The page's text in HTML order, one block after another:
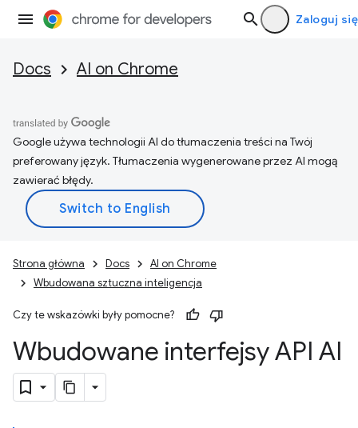
Zaloguj się
Docs AI on Chrome
Google używa technologii AI do tłumaczenia treści na Twój
preferowany język. Tłumaczenia wygenerowane przez AI mogą
zawierać błędy.
Strona główna Docs
AI on Chrome
Wbudowana sztuczna inteligencja
Czy te wskazówki były pomocne?
Wbudowane interfejsy API AI